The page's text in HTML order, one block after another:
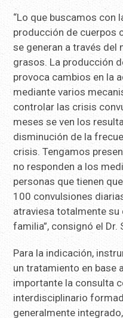
“Lo que buscamos con
producción de cuerpos
se generan a través
grasos. La producción
provoca cambios en la
mediante varios
controlar las crisis
meses se ven los
disminución de la
crisis. Tengamos
no responden a los
personas que tienen
100 convulsiones
atraviesa totalmente su
familia”, consignó el Dr.
Para la indicación,
un tratamiento en base
importante la consulta
interdisciplinario
generalmente